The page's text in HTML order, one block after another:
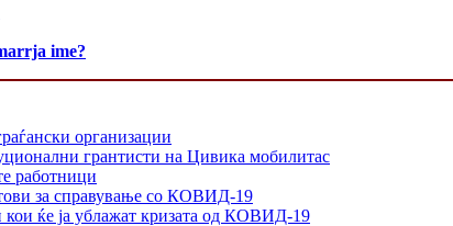
ime?
организации
грантисти на Цивика мобилитас
работници
за справување со КОВИД-19
кои ќе ја ублажат кризата од КОВИД-19